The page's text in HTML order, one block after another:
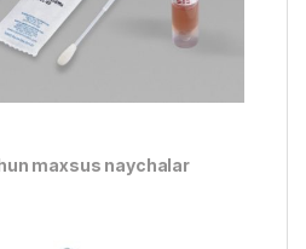
maxsus naychalar